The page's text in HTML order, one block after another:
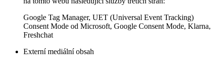
Google Tag Manager, UET (Universal Event Tracking)
Consent Mode od Microsoft, Google Consent Mode, Klarna,
Freshchat
Externí mediální obsah